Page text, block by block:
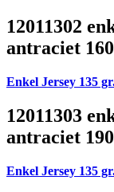
12011302
antraciet
Enkel Jersey 135
12011303
antraciet
Enkel Jersey 135